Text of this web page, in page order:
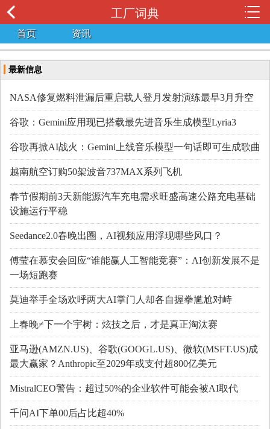
工厂词典
首页 资讯
最新信息
NASA修复燃料泄漏后重启载人登月发射演练最早3月升空
谷歌：Gemini应用现已搭载最先进音乐生成模型Lyria3
谷歌再掀AI战火：Gemini上线音乐模型一句话即可生成歌曲
越南航空订购50架波音737MAX系列飞机
春节假期前3天新能源汽车充电需求旺盛高速公路充电基础
设施运行平稳
Seedance2.0春晚出圈，AI视频应用浮现哪些风口？
傅莹在慕安会回应“谁能赢人工智能竞赛”：AI创新发展不是
一场短跑赛
莫迪举手全场欢呼两大AI掌门人却各自握拳尴尬对峙
上春晚≠下一个宇树：炫技之后，才是真正淘汰赛
亚马逊(AMZN.US)、谷歌(GOOGL.US)、微软(MSFT.US)成
最大赢家？Anthropic至2029年或支付超800亿美元
MistralCEO警告：超过50%的企业软件可能会被AI取代
千问AI下单00后占比超40%